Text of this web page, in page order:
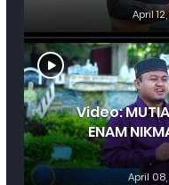
April
Video:
ENAM
April